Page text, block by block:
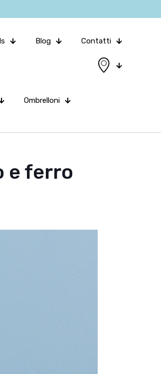
Blog Contatti
Ombrelloni
e ferro